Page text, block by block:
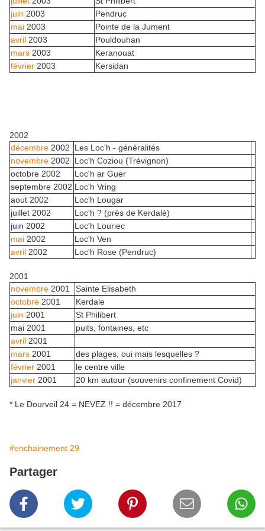
juin 2003
Pendruc
mai 2003
Pointe de la Jument
avril 2003
Pouldouhan
mars 2003
Keranouat
février 2003 Kersidan
2002
décembre 2002
Les Loc'h - généralités
novembre 2002
Loc'h Coziou (Trévignon)
octobre 2002
Loc'h ar Guer
septembre 2002 Loc'h Vring
aout 2002
Loc'h Lougar
juillet 2002
Loc'h ? (près de Kerdalé)
juin 2002
Loc'h Louriec
mai 2002
Loc'h Ven
avril 2002 Loc'h Rose (Pendruc)
2001
novembre 2001
Sainte Elisabeth
octobre 2001
Kerdale
juin 2001
St Philibert
mai 2001
puits, fontaines, etc
avril 2001
mars 2001
des plages, oui mais lesquelles ?
février 2001
le centre ville
janvier 2001 20 km autour (souvenirs confinement Covid)
* Le Dourveil 24 = NEVEZ !! = décembre 2017
#enchainement 29
Partager